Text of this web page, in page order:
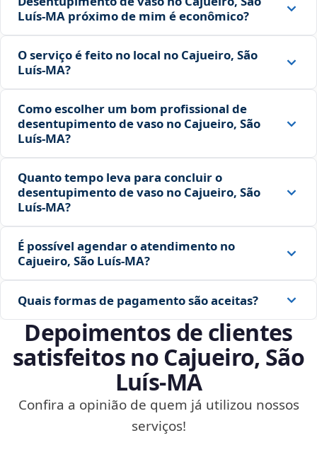
Luís‑MA próximo de mim é econômico?
O serviço é feito no local no Cajueiro, São
Luís‑MA?
Como escolher um bom profissional de
desentupimento de vaso no Cajueiro, São
Luís‑MA?
Quanto tempo leva para concluir o
desentupimento de vaso no Cajueiro, São
Luís‑MA?
É possível agendar o atendimento no
Cajueiro, São Luís‑MA?
Quais formas de pagamento são aceitas?
Depoimentos de clientes
satisfeitos no Cajueiro, São
Luís‑MA
Confira a opinião de quem já utilizou nossos
serviços!